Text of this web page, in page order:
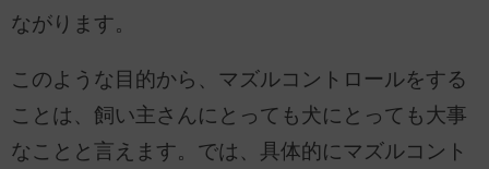
ながります。
このような目的から、マズルコントロールをする
ことは、飼い主さんにとっても犬にとっても大事
なことと言えます。では、具体的にマズルコント